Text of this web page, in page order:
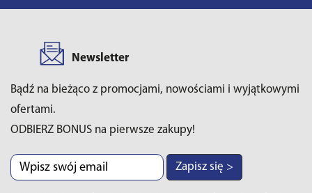
Newsletter
Bądź na bieżąco z promocjami, nowościami i wyjątkowymi
ofertami.
ODBIERZ BONUS na pierwsze zakupy!
Zapisz się >